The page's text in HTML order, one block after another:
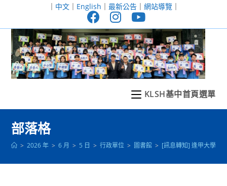
至
｜ 中文｜ English ｜ 最新公告｜ 網站導覽｜
KLSH基中首頁選單
部落格
> 2026 年 > 6 月 > 5 日 > 行政單位 > 圖書館 > [訊息轉知] 逢甲大學辦